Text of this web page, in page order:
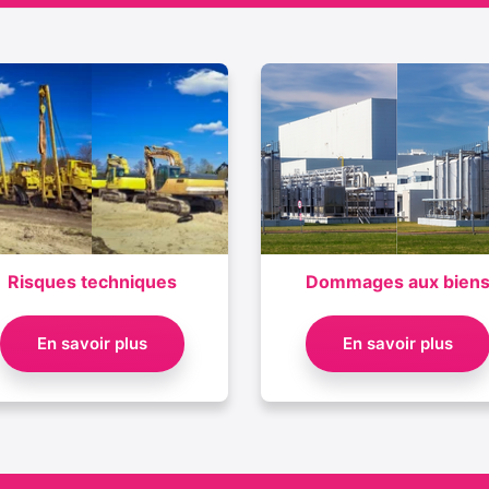
Risques techniques
En savoir plus
Dommages aux biens
En savoir plus